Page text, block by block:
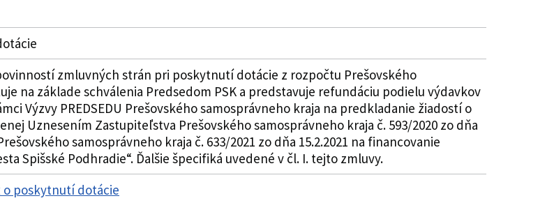
zmluvných strán pri poskytnutí dotácie z rozpočtu Prešovského
na základe schválenia Predsedom PSK a predstavuje refundáciu podielu výdavkov
Výzvy PREDSEDU Prešovského samosprávneho kraja na predkladanie žiadostí o
Uznesením Zastupiteľstva Prešovského samosprávneho kraja č. 593/2020 zo dňa
samosprávneho kraja č. 633/2021 zo dňa 15.2.2021 na financovanie
Spišské Podhradie“. Ďalšie špecifiká uvedené v čl. I. tejto zmluvy.
o poskytnutí dotácie